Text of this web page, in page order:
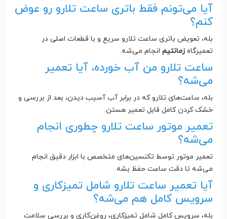
آیا می‌تونم فقط باتری ساعت تلارو رو عوض
کنم؟
بله، تعویض باتری ساعت تلارو سریع و با قطعات اصلی در
تعمیرگاه زمانتیم انجام می‌شه.
ساعت تلارو من آب خورده، آیا تعمیر
می‌شه؟
بله، ساعت‌های تلارو که در برابر آب آسیب دیدن، بعد از بررسی و
خشک کردن کامل قابل تعمیر هستن.
تعمیر موتور ساعت تلارو چطوری انجام
می‌شه؟
تعمیر موتور توسط تکنسین‌های متخصص با ابزار دقیق انجام
می‌شه تا دقت ساعت حفظ بشه.
آیا تعمیر ساعت تلارو شامل تمیزکاری و
سرویس کامل هم می‌شه؟
بله، سرویس کامل شامل تمیزکاری، روغن‌کاری و بررسی سلامت